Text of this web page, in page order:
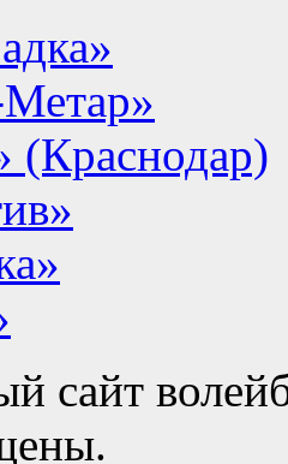
(Краснодар)
сайт